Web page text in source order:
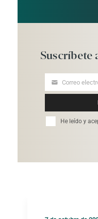
Suscríbete
Your
Correo
He leído y